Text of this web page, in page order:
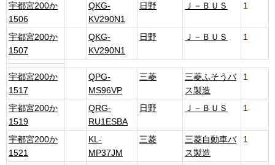
宇都宮200か
1506
QKG-
KV290N1
日野 Ｊ－ＢＵＳ 1
宇都宮200か
1507
QKG-
KV290N1
日野 Ｊ－ＢＵＳ 1
宇都宮200か
1517
QPG-
MS96VP
三菱
三菱ふそうバ
ス製造
1
宇都宮200か
1519
QRG-
RU1ESBA
日野 Ｊ－ＢＵＳ 1
宇都宮200か
1521
KL-
MP37JM
三菱
三菱自動車バ
ス製造
1